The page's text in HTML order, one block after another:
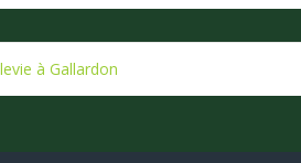
à Gallardon